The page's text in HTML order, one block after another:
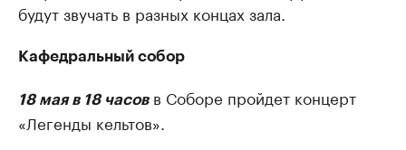
будут звучать в разных концах зала.
Кафедральный собор
18 мая в 18 часовв Соборе пройдет концерт
«Легенды кельтов».